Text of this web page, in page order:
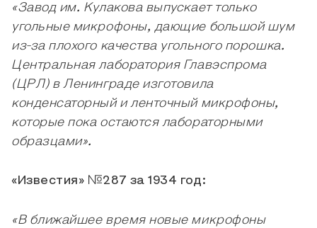
«Завод им. Кулакова выпускает только
угольные микрофоны, дающие большой шум
из-за плохого качества угольного порошка.
Центральная лаборатория Главэспрома
(ЦРЛ) в Ленинграде изготовила
конденсаторный и ленточный микрофоны,
которые пока остаются лабораторными
образцами».
«Известия» №287 за 1934 год:
«В ближайшее время новые микрофоны